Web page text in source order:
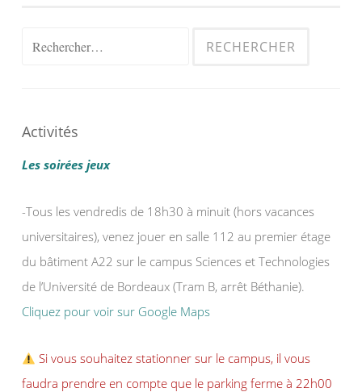
Rechercher :
Activités
Les soirées jeux
-Tous les vendredis de 18h30 à minuit (hors vacances
universitaires), venez jouer en salle 112 au premier étage
du bâtiment A22 sur le campus Sciences et Technologies
de l’Université de Bordeaux (Tram B, arrêt Béthanie).
Cliquez pour voir sur Google Maps
Si vous souhaitez stationner sur le campus, il vous
faudra prendre en compte que le parking ferme à 22h00